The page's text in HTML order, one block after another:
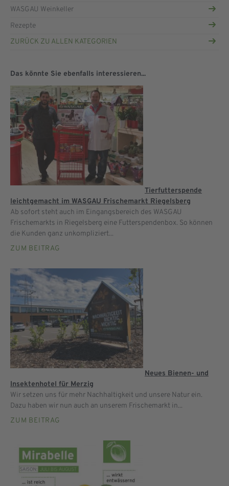
WASGAU Weinkeller
Rezepte
ZURÜCK ZU ALLEN KATEGORIEN
Das könnte Sie ebenfalls interessieren...
Tierfutterspende
leichtgemacht im WASGAU Frischemarkt Riegelsberg
Ab sofort steht auch im Eingangsbereich des WASGAU
Frischemarkts in Riegelsberg eine Futterspendenbox. So können
die Kunden ganz unkompliziert...
ZUM BEITRAG
Neues Bienen- und
Insektenhotel für Merzig
Wir setzen uns für mehr Nachhaltigkeit und unsere Natur ein.
Dazu haben wir nun auch an unserem Frischemarkt in...
ZUM BEITRAG